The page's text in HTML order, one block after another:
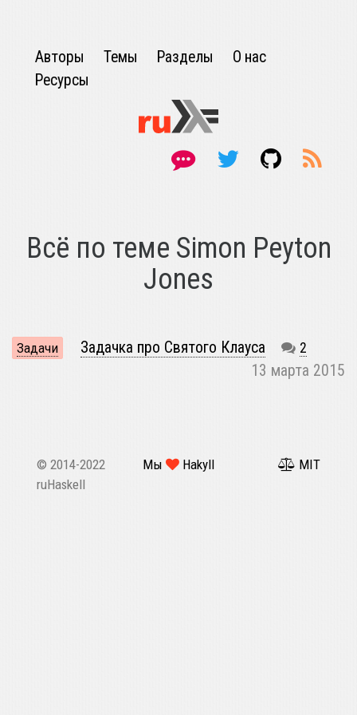
Авторы Темы Разделы
О нас
Ресурсы
Всё по теме Simon Peyton
Jones
Задачи Задачка про Святого Клауса 2
13 марта 2015
© 2014-2022
ruHaskell
Мы Hakyll MIT